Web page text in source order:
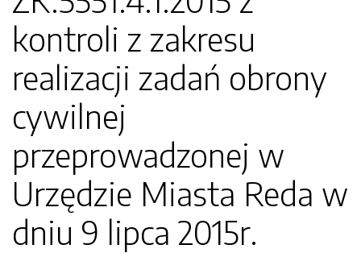
kontroli z zakresu
realizacji zadań obrony
cywilnej
przeprowadzonej w
Urzędzie Miasta Reda w
dniu 9 lipca 2015r.